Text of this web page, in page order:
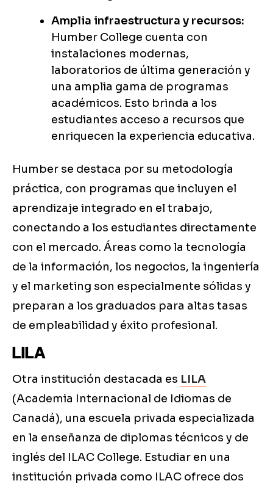
Amplia infraestructura y recursos:
Humber College cuenta con
instalaciones modernas,
laboratorios de última generación y
una amplia gama de programas
académicos. Esto brinda a los
estudiantes acceso a recursos que
enriquecen la experiencia educativa.
Humber se destaca por su metodología
práctica, con programas que incluyen el
aprendizaje integrado en el trabajo,
conectando a los estudiantes directamente
con el mercado. Áreas como la tecnología
de la información, los negocios, la ingeniería
y el marketing son especialmente sólidas y
preparan a los graduados para altas tasas
de empleabilidad y éxito profesional.
LILA
Otra institución destacada es LILA
(Academia Internacional de Idiomas de
Canadá), una escuela privada especializada
en la enseñanza de diplomas técnicos y de
inglés del ILAC College. Estudiar en una
institución privada como ILAC ofrece dos